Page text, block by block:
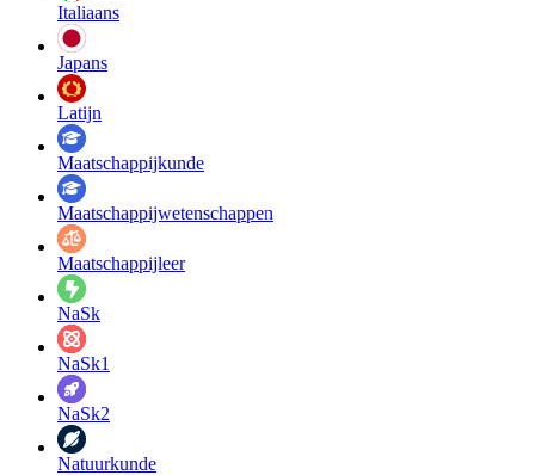
Italiaans
Japans
Latijn
Maatschappij­kunde
Maatschappij­wetenschappen
Maatschappijleer
NaSk
NaSk1
NaSk2
Natuurkunde